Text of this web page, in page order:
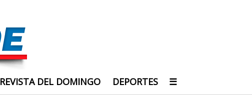
REVISTA DEL DOMINGO DEPORTES ☰